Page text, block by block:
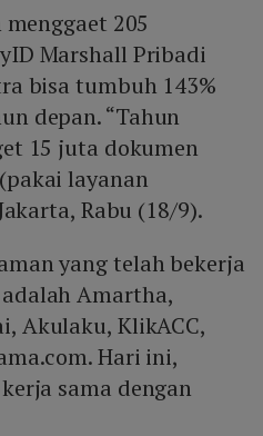
205
Marshall Pribadi
bisa tumbuh 143%
depan. “Tahun
15 juta dokumen
layanan
Rabu (18/9).
yang telah bekerja
Amartha,
Akulaku, KlikACC,
Hari ini,
sama dengan